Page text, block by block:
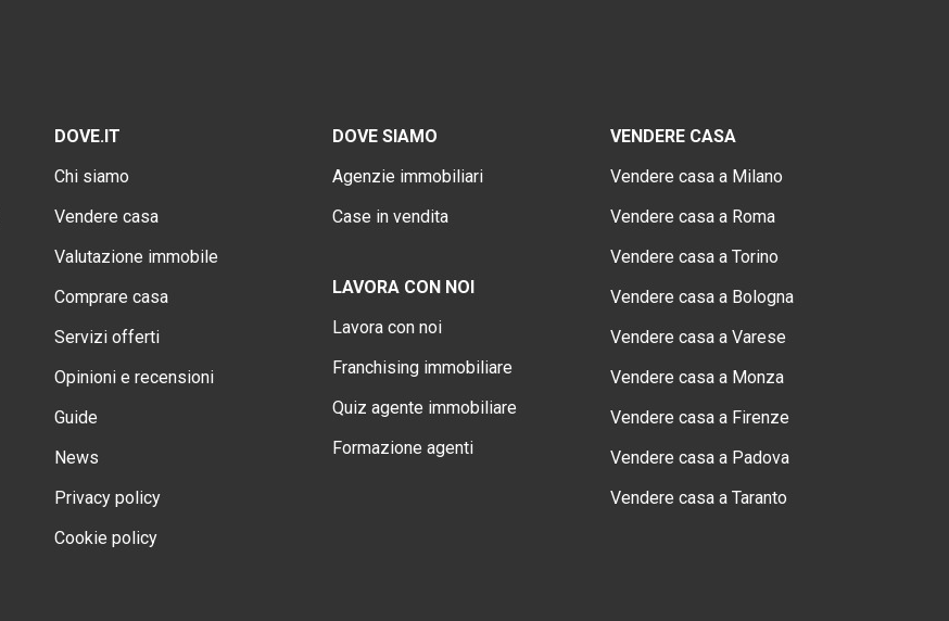
DOVE.IT
Chi siamo
Vendere casa
Valutazione immobile
Comprare casa
Servizi offerti
Opinioni e recensioni
Guide
News
Privacy policy
Cookie policy
DOVE SIAMO
Agenzie immobiliari
Case in vendita
LAVORA CON NOI
Lavora con noi
Franchising immobiliare
Quiz agente immobiliare
Formazione agenti
VENDERE CASA
Vendere casa a Milano
Vendere casa a Roma
Vendere casa a Torino
Vendere casa a Bologna
Vendere casa a Varese
Vendere casa a Monza
Vendere casa a Firenze
Vendere casa a Padova
Vendere casa a Taranto